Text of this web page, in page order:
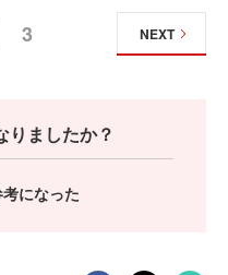
3 NEXT
りましたか？
になった